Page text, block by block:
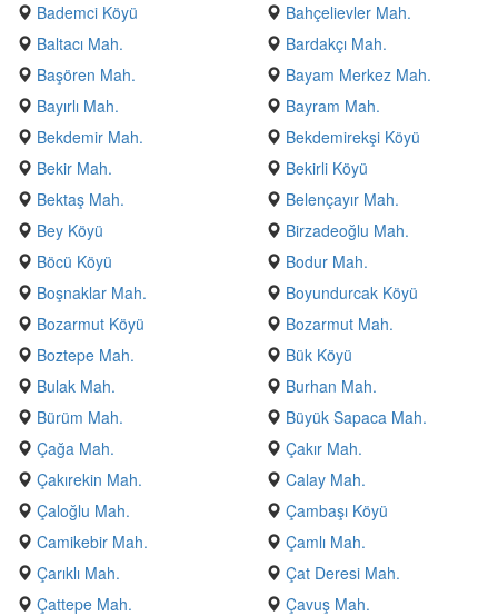
Bademci Köyü
Bahçelievler Mah.
Baltacı Mah.
Bardakçı Mah.
Başören Mah.
Bayam Merkez Mah.
Bayırlı Mah.
Bayram Mah.
Bekdemir Mah.
Bekdemirekşi Köyü
Bekir Mah.
Bekirli Köyü
Bektaş Mah.
Belençayır Mah.
Bey Köyü
Birzadeoğlu Mah.
Böcü Köyü
Bodur Mah.
Boşnaklar Mah.
Boyundurcak Köyü
Bozarmut Köyü
Bozarmut Mah.
Boztepe Mah.
Bük Köyü
Bulak Mah.
Burhan Mah.
Bürüm Mah.
Büyük Sapaca Mah.
Çağa Mah.
Çakır Mah.
Çakırekin Mah.
Calay Mah.
Çaloğlu Mah.
Çambaşı Köyü
Camikebir Mah.
Çamlı Mah.
Çarıklı Mah.
Çat Deresi Mah.
Çattepe Mah.
Çavuş Mah.